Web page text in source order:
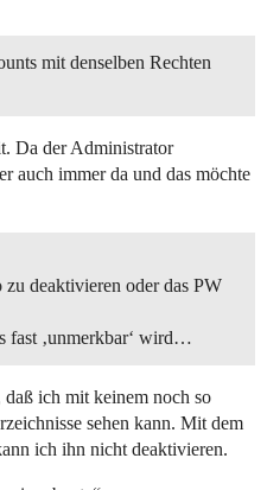
mit denselben Rechten
Da der Administrator
auch immer da und das möchte
deaktivieren oder das PW
fast ‚unmerkbar‘ wird…
ich mit keinem noch so
sehen kann. Mit dem
ich ihn nicht deaktivieren.